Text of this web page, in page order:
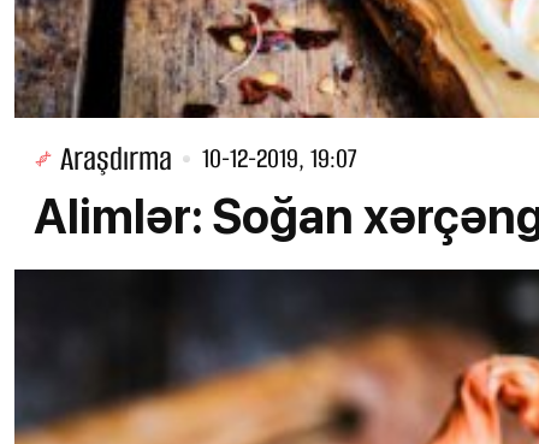
Araşdırma 10-12-2019, 19:07
Alimlər: Soğan